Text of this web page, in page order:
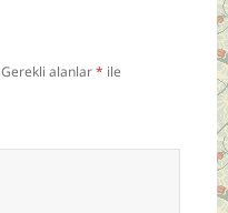
Gerekli alanlar* ile